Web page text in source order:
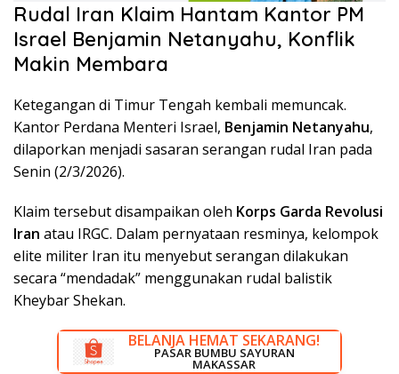
Rudal Iran Klaim Hantam Kantor PM
Israel Benjamin Netanyahu, Konflik
Makin Membara
Ketegangan di Timur Tengah kembali memuncak.
Kantor Perdana Menteri Israel, Benjamin Netanyahu,
dilaporkan menjadi sasaran serangan rudal Iran pada
Senin (2/3/2026).
Klaim tersebut disampaikan oleh Korps Garda Revolusi
Iran atau IRGC. Dalam pernyataan resminya, kelompok
elite militer Iran itu menyebut serangan dilakukan
secara “mendadak” menggunakan rudal balistik
Kheybar Shekan.
DISKON BESAR SEKARANG!
RUMAH LISTRIK MAKASSAR
BELANJA HEMAT SEKARANG!
PASAR BUMBU SAYURAN
MAKASSAR